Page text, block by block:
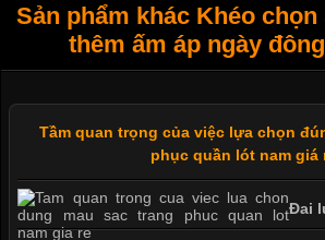
Sản phẩm khác Khéo chọn
thêm ấm áp ngày
Tầm quan trọng của việc lựa chọn
phục quần lót nam giá
Đai